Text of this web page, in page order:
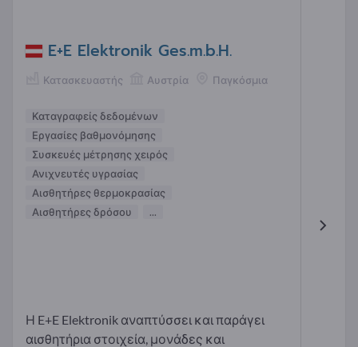
E+E Elektronik Ges.m.b.H.
Κατασκευαστής Αυστρία Παγκόσμια
Καταγραφείς δεδομένων
Εργασίες βαθμονόμησης
Συσκευές μέτρησης χειρός
Ανιχνευτές υγρασίας
Αισθητήρες θερμοκρασίας
Αισθητήρες δρόσου
...
Η E+E Elektronik αναπτύσσει και παράγει
αισθητήρια στοιχεία, μονάδες και